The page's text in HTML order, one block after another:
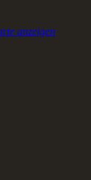
anzeigen